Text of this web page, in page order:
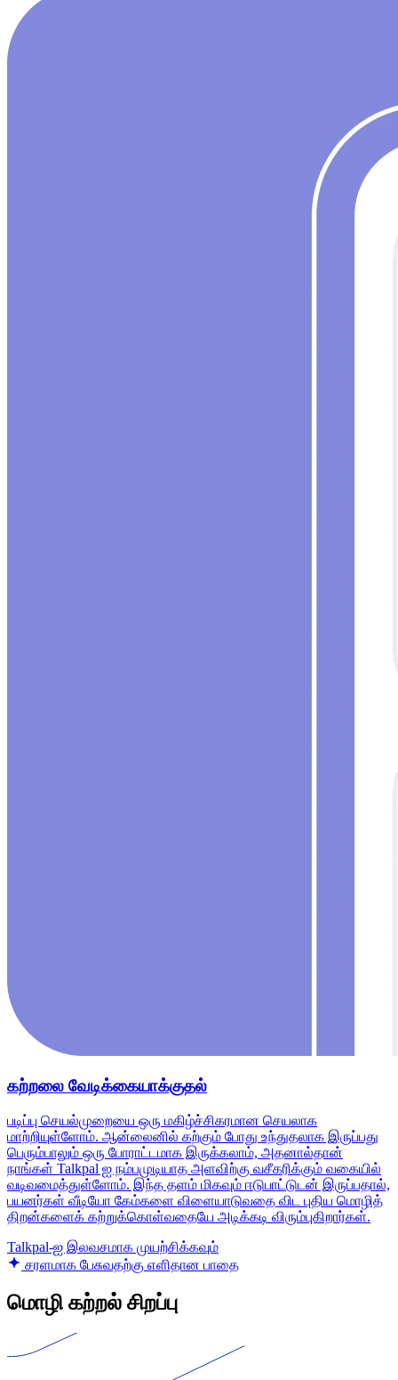
கற்றலை வேடிக்கையாக்குதல்
படிப்பு செயல்முறையை ஒரு மகிழ்ச்சிகரமான செயலாக
மாற்றியுள்ளோம். ஆன்லைனில் கற்கும் போது உந்துதலாக இருப்பது
பெரும்பாலும் ஒரு போராட்டமாக இருக்கலாம், அதனால்தான்
நாங்கள் Talkpal ஐ நம்பமுடியாத அளவிற்கு வசீகரிக்கும் வகையில்
வடிவமைத்துள்ளோம். இந்த தளம் மிகவும் ஈடுபாட்டுடன் இருப்பதால்,
பயனர்கள் வீடியோ கேம்களை விளையாடுவதை விட புதிய மொழித்
திறன்களைக் கற்றுக்கொள்வதையே அடிக்கடி விரும்புகிறார்கள்.
Talkpal-ஐ இலவசமாக முயற்சிக்கவும்
சரளமாக பேசுவதற்கு எளிதான பாதை
மொழி கற்றல் சிறப்பு